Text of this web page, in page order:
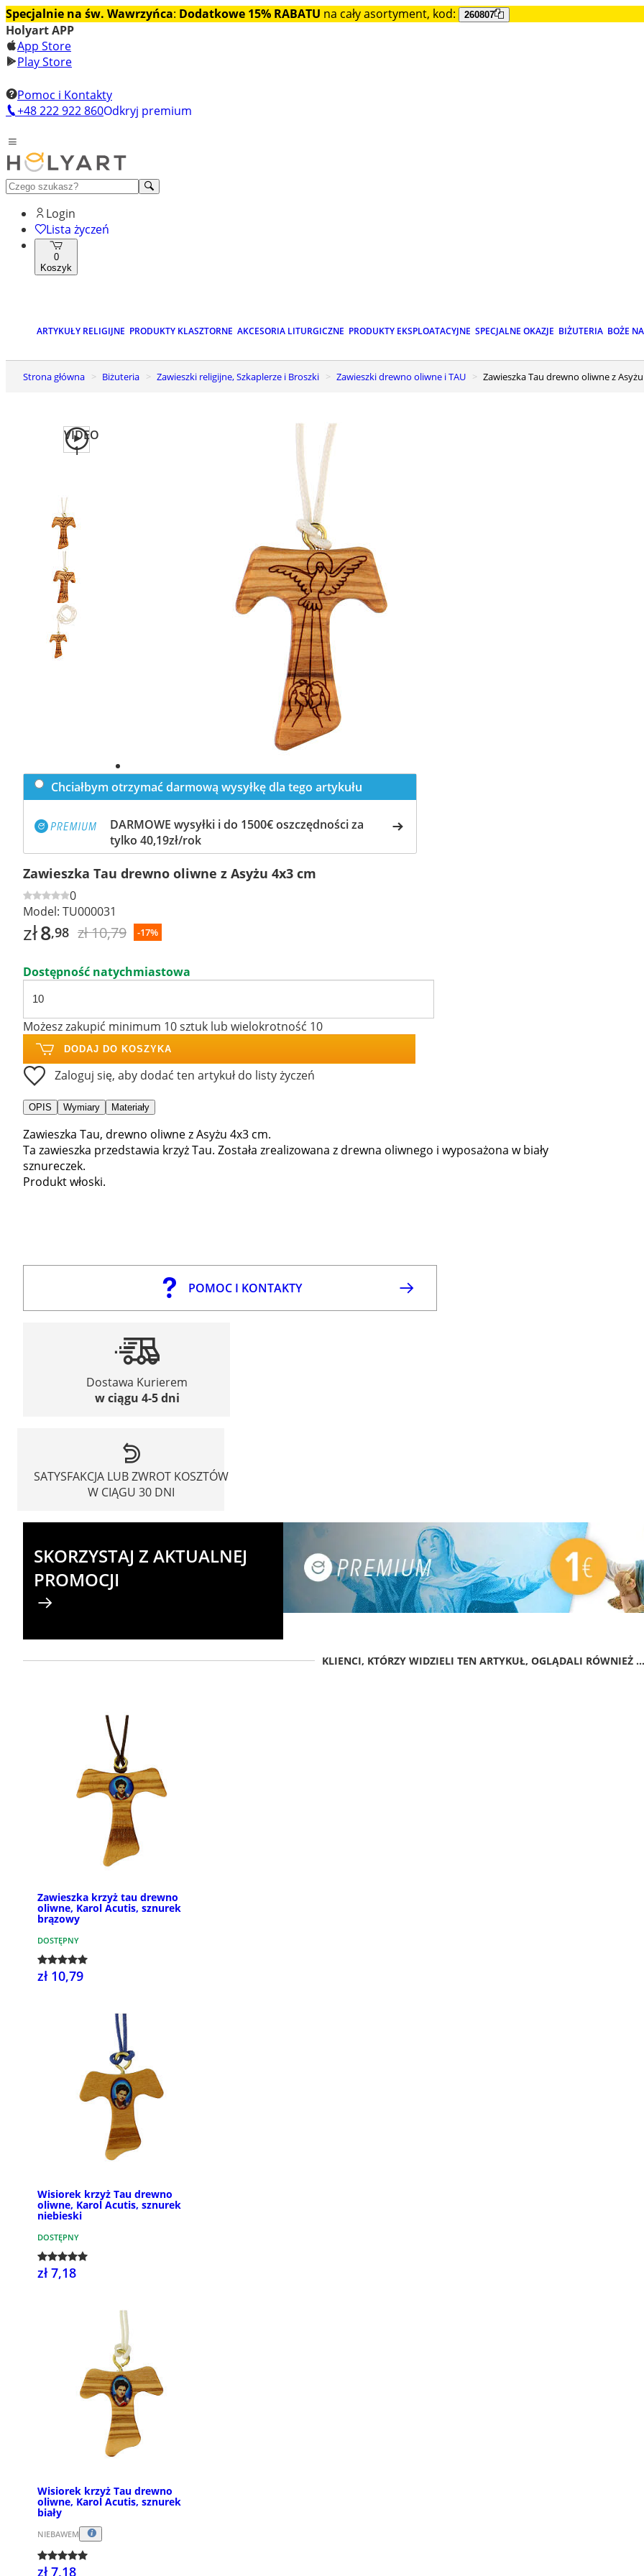
Specjalnie na św. Wawrzyńca: Dodatkowe 15% RABATU na cały asortyment, kod: 260807
Holyart APP
App Store
Play Store
Pomoc i Kontakty
+48 222 922 860Odkryj premium
Login
Lista życzeń
0
Koszyk
ARTYKUŁY RELIGIJNE PRODUKTY KLASZTORNE AKCESORIA LITURGICZNE PRODUKTY EKSPLOATACYJNE SPECJALNE OKAZJE BIŻUTERIA BOŻE
Strona główna Biżuteria Zawieszki religijne, Szkaplerze i Broszki Zawieszki drewno oliwne i TAU Zawieszka Tau drewno oliwne z
VIDEO
1
Chciałbym otrzymać darmową wysyłkę dla tego artykułu
DARMOWE wysyłki i do 1500€ oszczędności za
tylko 40,19zł/rok
Zawieszka Tau drewno oliwne z Asyżu 4x3 cm
0
Model: TU000031
zł8,98 zł 10,79 -17%
Dostępność natychmiastowa
Możesz zakupić minimum 10 sztuk lub wielokrotność 10
DODAJ DO KOSZYKA
Zaloguj się, aby dodać ten artykuł do listy życzeń
OPIS Wymiary Materiały
Zawieszka Tau, drewno oliwne z Asyżu 4x3 cm.
Ta zawieszka przedstawia krzyż Tau. Została zrealizowana z drewna oliwnego i wyposażona w biały
sznureczek.
Produkt włoski.
POMOC I KONTAKTY
Dostawa Kurierem
w ciągu 4-5 dni
SATYSFAKCJA LUB ZWROT KOSZTÓW
W CIĄGU 30 DNI
SKORZYSTAJ Z AKTUALNEJ
PROMOCJI
KLIENCI, KTÓRZY WIDZIELI TEN ARTYKUŁ, OGLĄDALI RÓWNIEŻ ...
Zawieszka krzyż tau drewno
oliwne, Karol Acutis, sznurek
brązowy
DOSTĘPNY
zł 10,79
Wisiorek krzyż Tau drewno
oliwne, Karol Acutis, sznurek
niebieski
DOSTĘPNY
zł 7,18
Wisiorek krzyż Tau drewno
oliwne, Karol Acutis, sznurek
biały
NIEBAWEM
zł 7,18